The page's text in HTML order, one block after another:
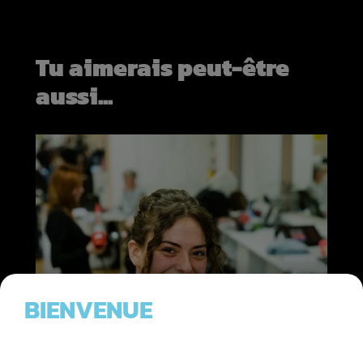
Tu aimerais peut-être
aussi...
BIENVENUE